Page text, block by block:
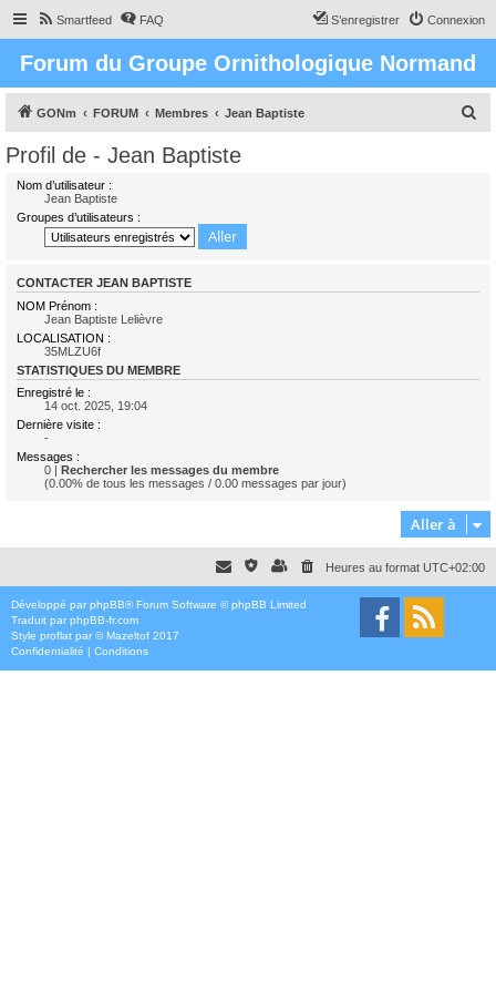
Smartfeed FAQ Connexion
S’enregistrer
Forum du Groupe Ornithologique Normand
GONm FORUM Membres Jean Baptiste
Profil de - Jean Baptiste
Nom d’utilisateur :
Jean Baptiste
Groupes d’utilisateurs :
CONTACTER JEAN BAPTISTE
NOM Prénom :
Jean Baptiste Lelièvre
LOCALISATION :
35MLZU6f
STATISTIQUES DU MEMBRE
Enregistré le :
14 oct. 2025, 19:04
Dernière visite :
-
Messages :
0 | Rechercher les messages du membre
(0.00% de tous les messages / 0.00 messages par jour)
Aller à
Heures au format UTC+02:00
Développé par phpBB® Forum Software © phpBB Limited
Traduit par phpBB-fr.com
Style proflat par ©Mazeltof 2017
Confidentialité | Conditions